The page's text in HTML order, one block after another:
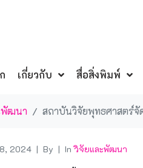
เกี่ยวกับ สื่อสิ่งพิมพ์
พัฒนา สถาบันวิจัยพุทธศาสตร์จั
2024 By Inวิจัยและพัฒนา